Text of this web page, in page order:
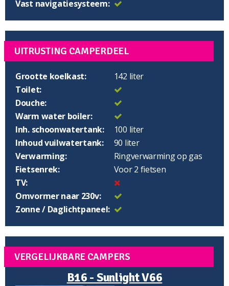
Vast navigatiesysteem:
UITRUSTING CAMPERDEEL
Grootte koelkast:
142 liter
Toilet:
Douche:
Warm water boiler:
Inh. schoonwatertank:
100 liter
Inhoud vuilwatertank:
90 liter
Verwarming:
Ringverwarming op gas
Fietsenrek:
Voor 2 fietsen
TV:
Omvormer naar 230v:
Zonne / Daglichtpaneel:
VERGELIJKBARE CAMPERS
B16 - Sunlight V66